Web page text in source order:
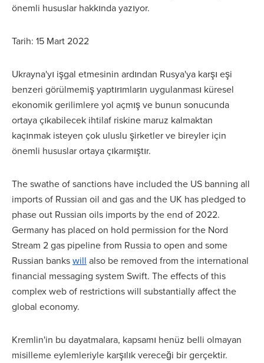
önemli hususlar hakkında yazıyor.
Tarih: 15 Mart 2022
Ukrayna'yı işgal etmesinin ardından Rusya'ya karşı eşi
benzeri görülmemiş yaptırımların uygulanması küresel
ekonomik gerilimlere yol açmış ve bunun sonucunda
ortaya çıkabilecek ihtilaf riskine maruz kalmaktan
kaçınmak isteyen çok uluslu şirketler ve bireyler için
önemli hususlar ortaya çıkarmıştır.
The swathe of sanctions have included the US banning all
imports of Russian oil and gas and the UK has pledged to
phase out Russian oils imports by the end of 2022.
Germany has placed on hold permission for the Nord
Stream 2 gas pipeline from Russia to open and some
Russian bankswill also be removed from the international
financial messaging system Swift. The effects of this
complex web of restrictions will substantially affect the
global economy.
Kremlin'in bu dayatmalara, kapsamı henüz belli olmayan
misilleme eylemleriyle karşılık vereceği bir gerçektir.